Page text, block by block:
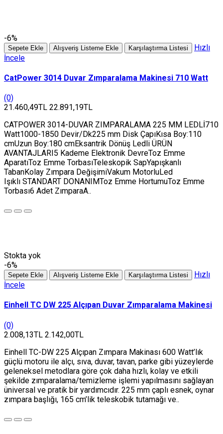
-6%
Sepete Ekle Alışveriş Listeme Ekle Karşılaştırma Listesi
Hızlı
İncele
CatPower 3014 Duvar Zımparalama Makinesi 710 Watt
(0)
21.460,49TL 22.891,19TL
CATPOWER 3014-DUVAR ZIMPARALAMA 225 MM LEDLİ710
Watt1000-1850 Devir/Dk225 mm Disk ÇapıKısa Boy:110
cmUzun Boy:180 cmEksantrik Dönüş Ledli ÜRÜN
AVANTAJLARI5 Kademe Elektronik DevreToz Emme
AparatıToz Emme TorbasıTeleskopik SapYapışkanlı
TabanKolay Zımpara DeğişimiVakum MotorluLed
Işıklı STANDART DONANIMToz Emme HortumuToz Emme
Torbası6 Adet ZımparaA..
Stokta yok
-6%
Sepete Ekle Alışveriş Listeme Ekle Karşılaştırma Listesi
Hızlı
İncele
Einhell TC DW 225 Alçıpan Duvar Zımparalama Makinesi
(0)
2.008,13TL 2.142,00TL
Einhell TC-DW 225 Alçıpan Zımpara Makinası 600 Watt’lık
güçlü motoru ile alçı, sıva, duvar, tavan, parke gibi yüzeylerde
geleneksel metodlara göre çok daha hızlı, kolay ve etkili
şekilde zımparalama/temizleme işlemi yapılmasını sağlayan
üniversal ve pratik bir yardımcıdır. 225 mm çaplı esnek, oynar
zımpara başlığı, 165 cm’lik teleskobik tutamağı ve..